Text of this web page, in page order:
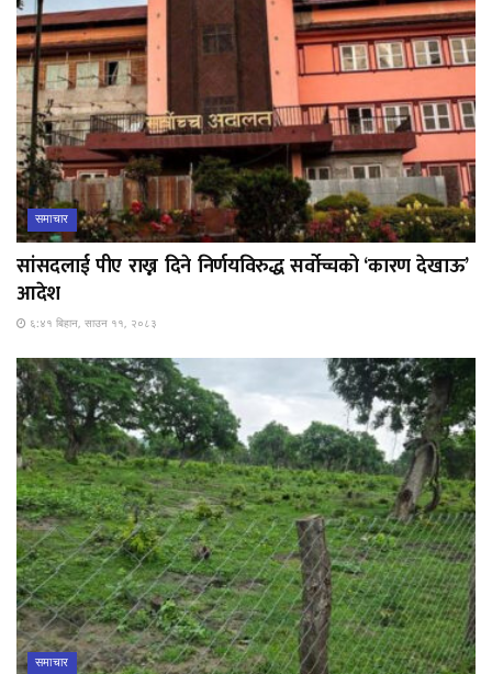
समाचार
सांसदलाई पीए राख्न दिने निर्णयविरुद्ध सर्वोच्चको ‘कारण देखाऊ’
आदेश
६:४१ बिहान, साउन ११, २०८३
समाचार